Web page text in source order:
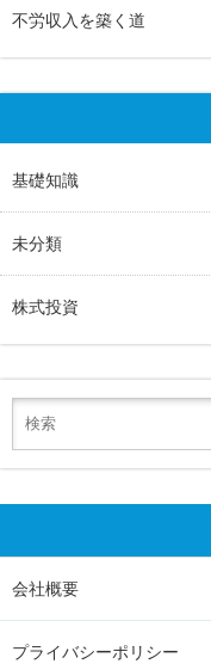
不労収入を築く道
基礎知識
未分類
株式投資
会社概要
プライバシーポリシー